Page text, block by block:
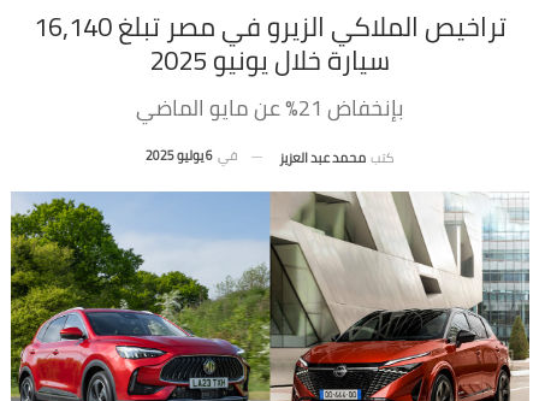
تراخيص الملاكي الزيرو في مصر تبلغ 16,140
سيارة خلال يونيو 2025
بإنخفاض 21% عن مايو الماضي
كتب محمد عبد العزيز في 6 يوليو 2025